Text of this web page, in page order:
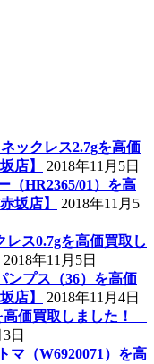
ックレス2.7gを高価
店】
2018年11月5日
（HR2365/01）を高
坂店】
2018年11月5
ス0.7gを高価買取し
2018年11月5日
ンプス（36）を高価
店】
2018年11月4日
高価買取しました！
日
マ（W6920071）を高